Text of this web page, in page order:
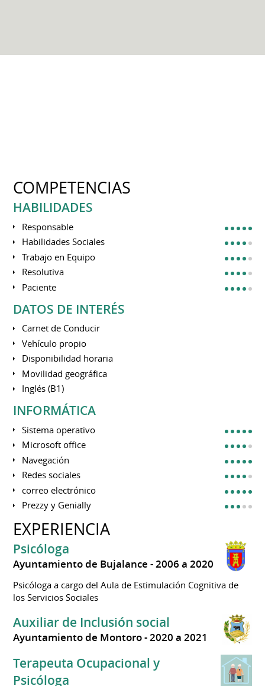
COMPETENCIAS
HABILIDADES
Responsable
Habilidades Sociales
Trabajo en Equipo
Resolutiva
Paciente
DATOS DE INTERÉS
Carnet de Conducir
Vehículo propio
Disponibilidad horaria
Movilidad geográfica
Inglés (B1)
INFORMÁTICA
Sistema operativo
Microsoft office
Navegación
Redes sociales
correo electrónico
Prezzy y Genially
EXPERIENCIA
Psicóloga
Ayuntamiento de Bujalance 2006 a 2020
Psicóloga a cargo del Aula de Estimulación Cognitiva de
los Servicios Sociales
Auxiliar de Inclusión social
Ayuntamiento de Montoro 2020 a 2021
Terapeuta Ocupacional y
Psicóloga